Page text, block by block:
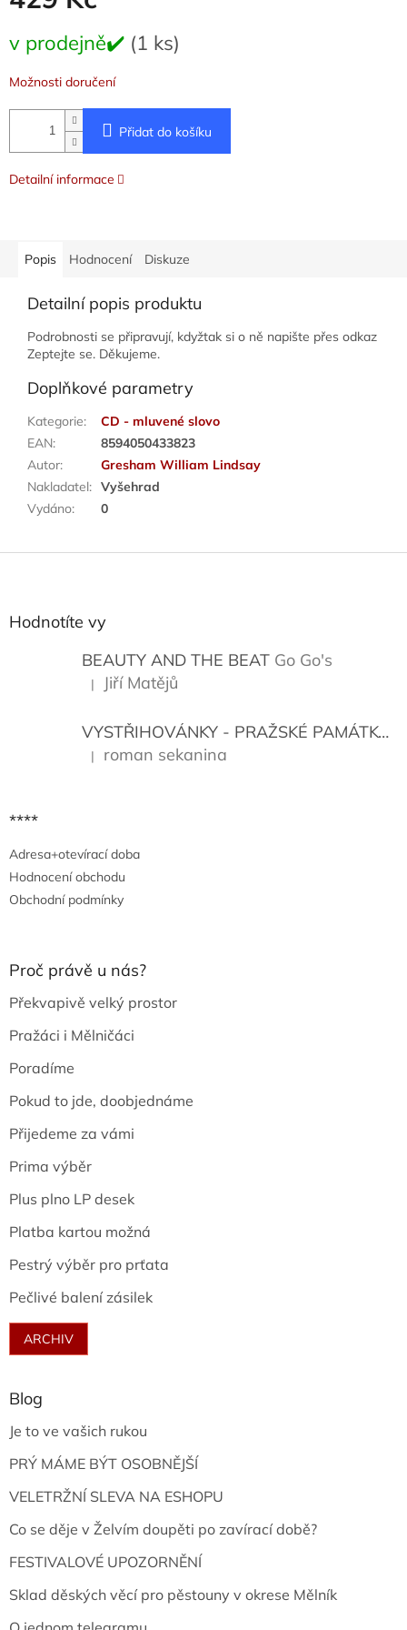
cena:
v prodejně✔️ (1 ks)
Možnosti doručení
Přidat do košíku
Detailní informace
Popis Hodnocení Diskuze
Detailní popis produktu
Podrobnosti se připravují, kdyžtak si o ně napište přes odkaz
Zeptejte se. Děkujeme.
Doplňkové parametry
Kategorie:
CD - mluvené slovo
EAN:
8594050433823
Autor:
Gresham William Lindsay
Nakladatel: Vyšehrad
Vydáno: 0
Z
Hodnotíte vy
BEAUTY AND THE BEAT Go Go's
Hodnocení produktu je 5 z 5 hvězdiček.
| Jiří Matějů
VYSTŘIHOVÁNKY - PRAŽSKÉ PAMÁTKY
Hodnocení produktu je 5 z 5 hvězdiček.
| roman sekanina
****
Adresa+otevírací doba
Hodnocení obchodu
Obchodní podmínky
Proč právě u nás?
Překvapivě velký prostor
Pražáci i Mělničáci
Poradíme
Pokud to jde, doobjednáme
Přijedeme za vámi
Prima výběr
Plus plno LP desek
Platba kartou možná
Pestrý výběr pro prťata
Pečlivé balení zásilek
ARCHIV
Blog
Je to ve vašich rukou
PRÝ MÁME BÝT OSOBNĚJŠÍ
VELETRŽNÍ SLEVA NA ESHOPU
Co se děje v Želvím doupěti po zavírací době?
FESTIVALOVÉ UPOZORNĚNÍ
Sklad děských věcí pro pěstouny v okrese Mělník